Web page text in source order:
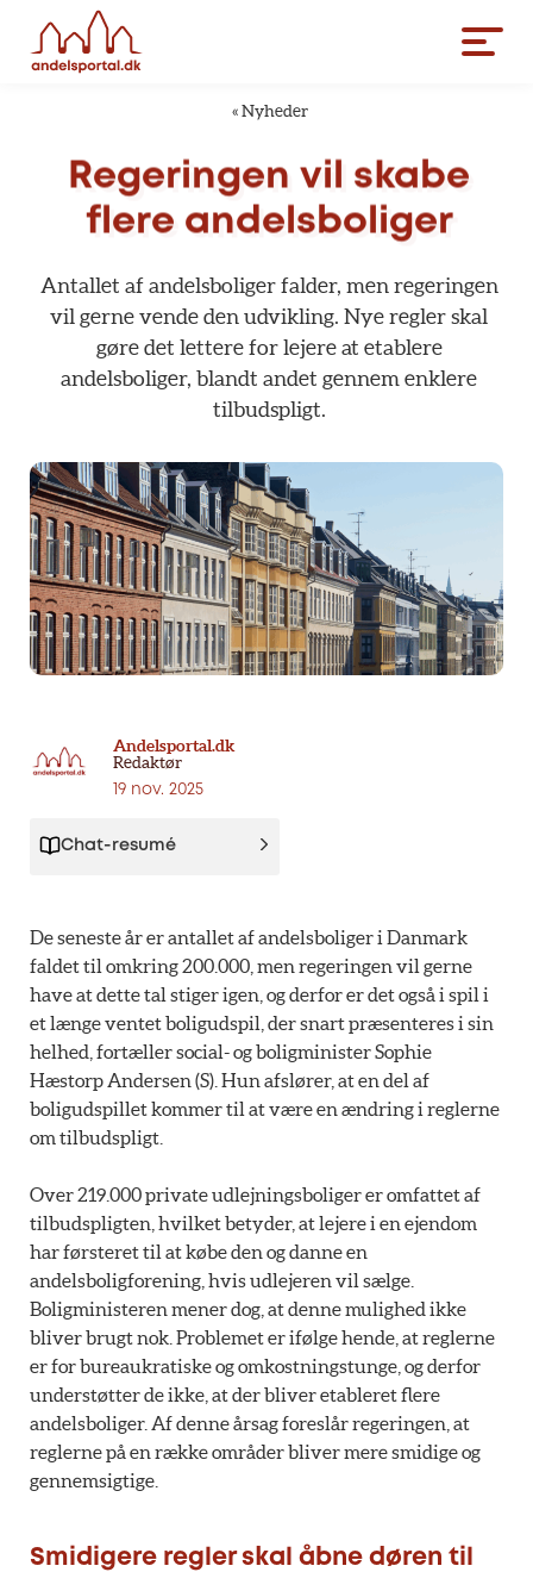
« Nyheder
Regeringen vil
skabe
flere andelsboliger
Antallet af andelsboliger falder, men regeringen
vil gerne vende den udvikling. Nye regler skal
gøre det lettere for lejere at etablere
andelsboliger, blandt andet gennem enklere
tilbudspligt.
Andelsportal.dk
Redaktør
19 nov. 2025
Chat-resumé
De seneste år er antallet af andelsboliger i Danmark
faldet til omkring 200.000, men regeringen vil gerne
have at dette tal stiger igen, og derfor er det også i spil i
et længe ventet boligudspil, der snart præsenteres i sin
helhed, fortæller social- og boligminister Sophie
Hæstorp Andersen (S). Hun afslører, at en del af
boligudspillet kommer til at være en ændring i reglerne
om tilbudspligt.
Over 219.000 private udlejningsboliger er omfattet af
tilbudspligten, hvilket betyder, at lejere i en ejendom
har førsteret til at købe den og danne en
andelsboligforening, hvis udlejeren vil sælge.
Boligministeren mener dog, at denne mulighed ikke
bliver brugt nok. Problemet er ifølge hende, at reglerne
er for bureaukratiske og omkostningstunge, og derfor
understøtter de ikke, at der bliver etableret flere
andelsboliger. Af denne årsag foreslår regeringen, at
reglerne på en række områder bliver mere smidige og
gennemsigtige.
Smidigere regler skal åbne døren til